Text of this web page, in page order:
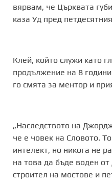
вярвам, че Църквата
каза Уд пред
Клей, който служи като
продължение на 8
го смята за ментор и
„Наследството на
че е човек на Словото.
интелект, но никога не
на това да бъде воден
строител на мостове и